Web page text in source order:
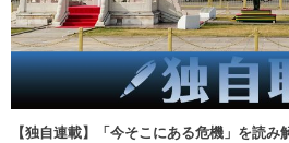
【独自連載】「今そこにある危機」を読